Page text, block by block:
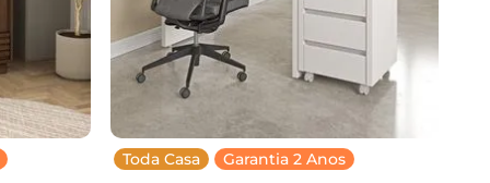
Toda Casa Garantia 2 Anos